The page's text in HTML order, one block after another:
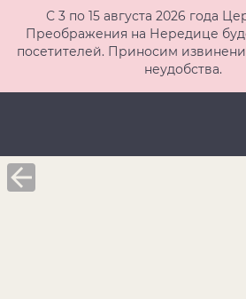
С 3 по 15 августа 2026 года
Преображения на Нередице
посетителей. Приносим
неудобства.